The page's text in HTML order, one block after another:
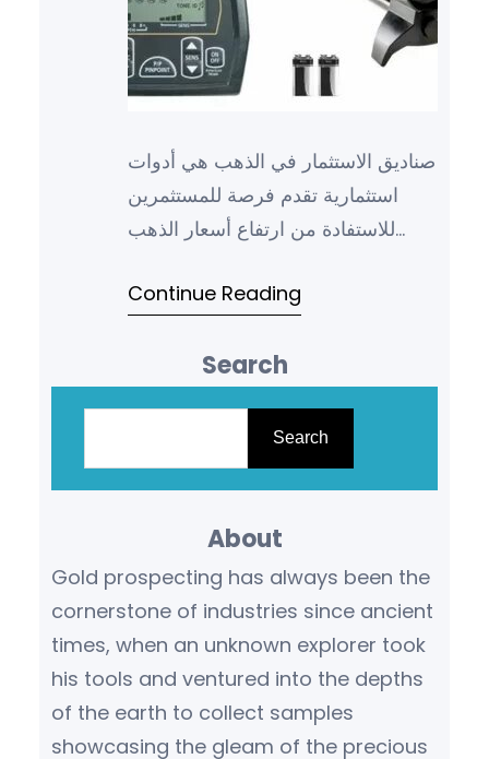
صناديق الاستثمار في الذهب هي أدوات
استثمارية تقدم فرصة للمستثمرين
للاستفادة من ارتفاع أسعار الذهب
Continue Reading
Search
h
Search
About
Gold prospecting has always been the
cornerstone of industries since ancient
times, when an unknown explorer took
his tools and ventured into the depths
of the earth to collect samples
showcasing the gleam of the precious